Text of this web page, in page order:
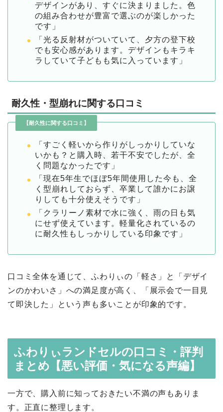
デザインがあり、すぐに決まりました。色
の組み合わせが豊富で選ぶのが楽しかった
です」
「光る反射材がついていて、夕方の登下校
でも安心感があります。デザインもキラキ
ラしていて子どもも気に入っています」
耐久性・型崩れに関する口コミ
【耐久性に関する口コミ】
「すごく軽いから作りがしっかりしていな
いかも？と購入時、若干不安でしたが、全
く問題なかったです」
「現在5年生でほぼ5年間使用した今も、全
く型崩れしておらず、卒業して誰かにお譲
りしても十分使えそうです」
「クラリーノ素材で水に強く、雨の日も気
にせず使えています。軽量化されているの
に耐久性もしっかりしている印象です」
口コミ全体を通じて、ふわりぃの「軽さ」と「デザイ
ンのかわいさ」への満足度が高く、「展示会で一目見
て即決した」という声も多いことが印象的です。
ふわりぃランドセルの口コミ・評判
まとめ【悪い評価・気になる声編】
一方で、購入前に知っておきたい不満の声もありま
す。正直に整理します。